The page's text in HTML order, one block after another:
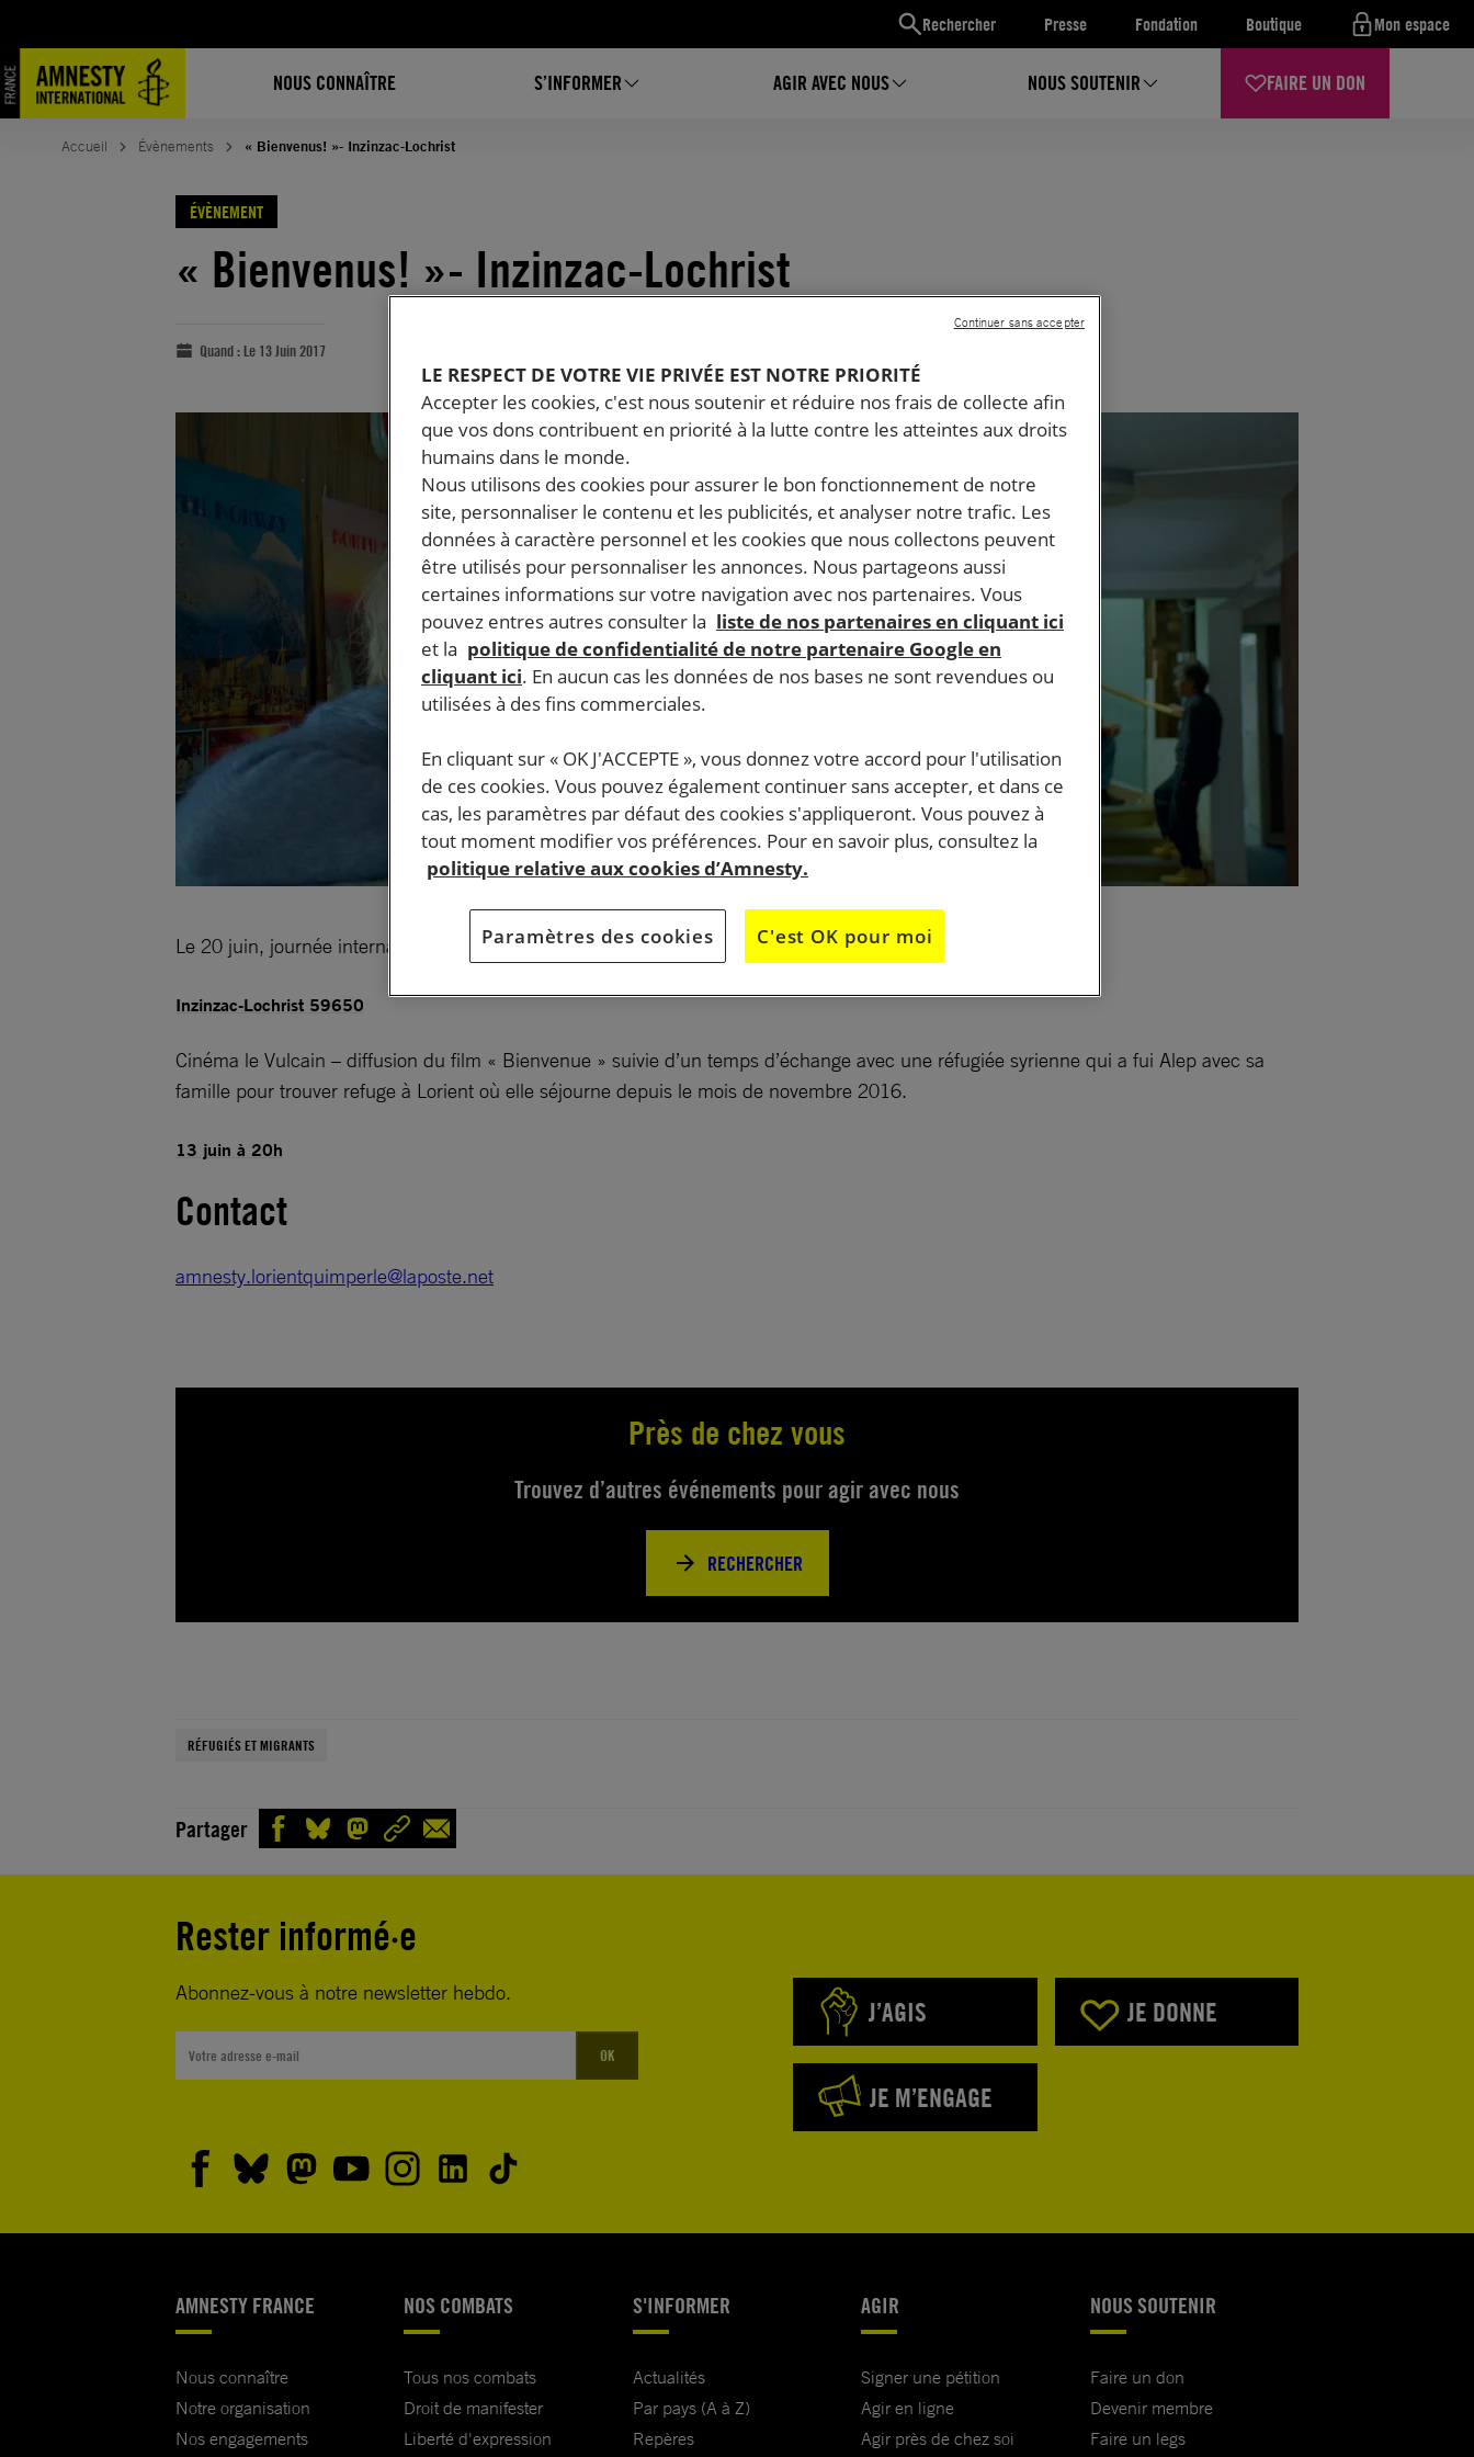
Rechercher Presse Fondation Boutique Mon espace
NOUS CONNAÎTRE S’INFORMER AGIR AVEC NOUS NOUS SOUTENIR FAIRE UN DON
Accueil Évènements « Bienvenus! »- Inzinzac-Lochrist
ÉVÈNEMENT
« Bienvenus! »- Inzinzac-Lochrist
Quand : Le 13 Juin 2017
Le 20 juin, journée internationale des réfugiés Amnesty International se mobilise partout en France.
Inzinzac-Lochrist 59650
Cinéma le Vulcain – diffusion du film « Bienvenue » suivie d’un temps d’échange avec une réfugiée syrienne qui a fui Alep avec sa
famille pour trouver refuge à Lorient où elle séjourne depuis le mois de novembre 2016.
13 juin à 20h
Contact
amnesty.lorientquimperle@laposte.net
Près de chez vous
Trouvez d’autres événements pour agir avec nous
RECHERCHER
RÉFUGIÉS ET MIGRANTS
Partager
Rester informé·e
Abonnez-vous à notre newsletter hebdo.
OK
J’AGIS JE DONNE
JE M’ENGAGE
AMNESTY FRANCE
Nous connaître
Notre organisation
Nos engagements
NOS COMBATS
Tous nos combats
Droit de manifester
Liberté d'expression
S'INFORMER
Actualités
Par pays (A à Z)
Repères
AGIR
Signer une pétition
Agir en ligne
Agir près de chez soi
NOUS SOUTENIR
Faire un don
Devenir membre
Faire un legs
LE RESPECT DE VOTRE VIE PRIVÉE EST NOTRE PRIORITÉ
Accepter les cookies, c'est nous soutenir et réduire nos frais de collecte afin
que vos dons contribuent en priorité à la lutte contre les atteintes aux droits
humains dans le monde.
Nous utilisons des cookies pour assurer le bon fonctionnement de notre
site, personnaliser le contenu et les publicités, et analyser notre trafic. Les
données à caractère personnel et les cookies que nous collectons peuvent
être utilisés pour personnaliser les annonces. Nous partageons aussi
certaines informations sur votre navigation avec nos partenaires. Vous
pouvez entres autres consulter la liste de nos partenaires en cliquant ici
et la politique de confidentialité de notre partenaire Google en
cliquant ici. En aucun cas les données de nos bases ne sont revendues ou
utilisées à des fins commerciales.
En cliquant sur « OK J'ACCEPTE », vous donnez votre accord pour l'utilisation
de ces cookies. Vous pouvez également continuer sans accepter, et dans ce
cas, les paramètres par défaut des cookies s'appliqueront. Vous pouvez à
tout moment modifier vos préférences. Pour en savoir plus, consultez la
politique relative aux cookies d’Amnesty.
Paramètres des cookies C'est OK pour moi
Continuer sans accepter